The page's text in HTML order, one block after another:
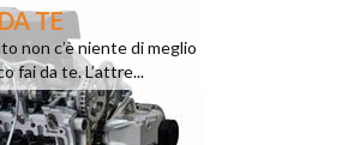
TE
non c’è niente di meglio
fai da te. L’attre...